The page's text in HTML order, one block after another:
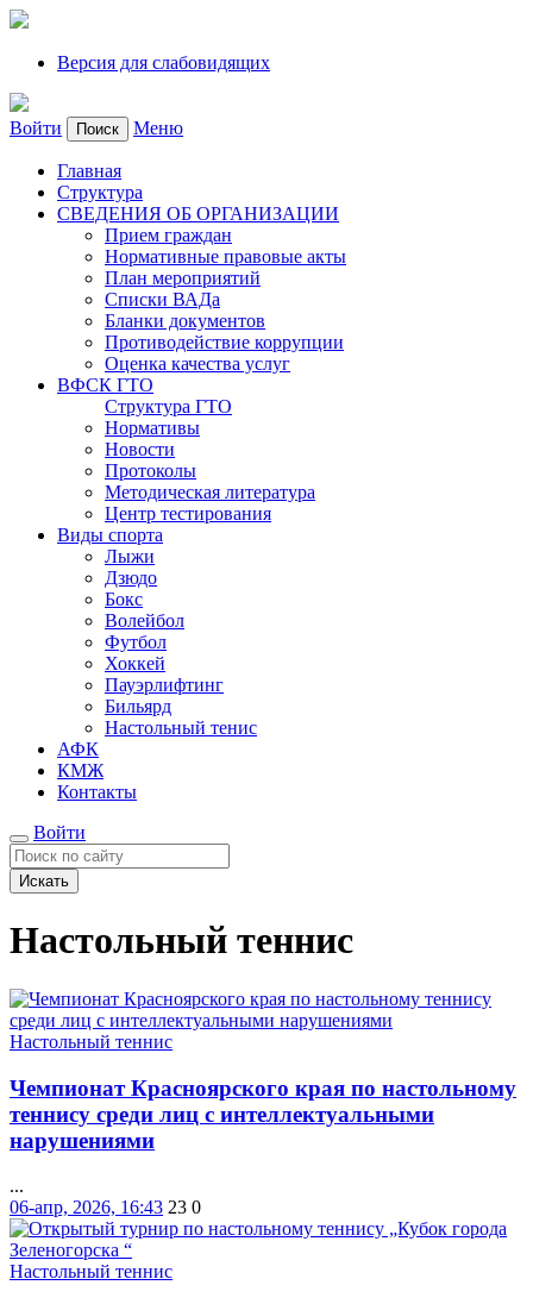
Версия для слабовидящих
Войти Поиск Меню
Главная
Структура
СВЕДЕНИЯ ОБ ОРГАНИЗАЦИИ
Прием граждан
Нормативные правовые акты
План мероприятий
Списки ВАДа
Бланки документов
Противодействие коррупции
Оценка качества услуг
ВФСК ГТО
Структура ГТО
Нормативы
Новости
Протоколы
Методическая литература
Центр тестирования
Виды спорта
Лыжи
Дзюдо
Бокс
Волейбол
Футбол
Хоккей
Пауэрлифтинг
Бильярд
Настольный тенис
АФК
КМЖ
Контакты
Войти
Искать
Настольный теннис
Настольный теннис
Чемпионат Красноярского края по настольному
теннису среди лиц с интеллектуальными
нарушениями
...
06-апр, 2026, 16:43 23 0
Настольный теннис